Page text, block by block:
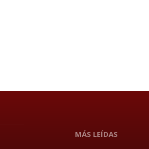
MÁS LEÍDAS